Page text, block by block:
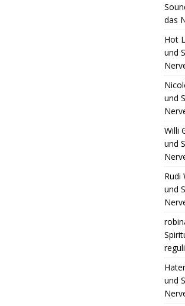
das
Hot
und
und
Willi
und
Rudi
und
und